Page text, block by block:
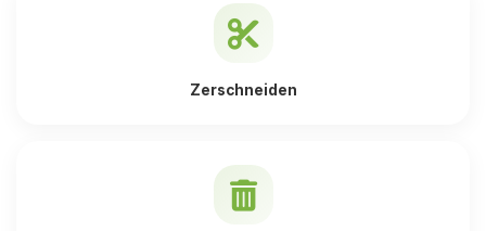
Zerschneiden